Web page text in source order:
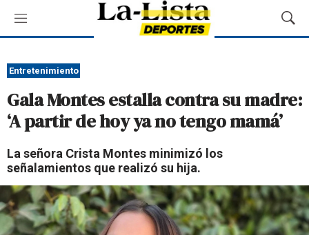
M
e
ú
M
o
a
r
u
e
d
a
Entretenimiento
Gala Montes estalla contra su madre:
‘A partir de hoy ya no tengo mamá’
La señora Crista Montes minimizó los
señalamientos que realizó su hija.